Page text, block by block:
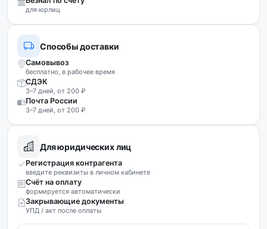
для юрлиц
Способы доставки
Самовывоз
бесплатно, в рабочее время
СДЭК
3–7 дней, от 200 ₽
Почта России
3–7 дней, от 200 ₽
Для юридических лиц
Регистрация контрагента
введите реквизиты в личном кабинете
Счёт на оплату
формируется автоматически
Закрывающие документы
УПД / акт после оплаты